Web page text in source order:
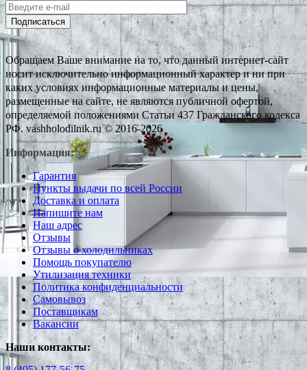
Подписаться
Обращаем Ваше внимание на то, что данный интернет-сайт
носит исключительно информационный характер и ни при
каких условиях информационные материалы и цены,
размещенные на сайте, не являются публичной офертой,
определяемой положениями Статьи 437 Гражданского кодекса
РФ. vashholodilnik.ru © 2016-2026
Информация:
Гарантия
Пункты выдачи по всей России
Доставка и оплата
Напишите нам
Наш адрес
Отзывы
Отзывы о холодильниках
Помощь покупателю
Утилизация техники
Политика конфиденциальности
Самовывоз
Поставщикам
Вакансии
Наши контакты: